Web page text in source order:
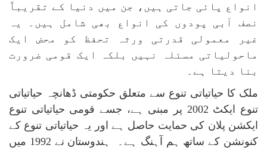
انواع پائی جاتی ہیں، جن میں دنیا کے تقریباً
نصف آبی پودوں کی انواع بھی شامل ہیں۔ یہ
غیر معمولی قدرتی ورثہ تحفظ کو محض ایک
ماحولیاتی مسئلہ نہیں بلکہ ایک قومی ضرورت
بنا دیتا ہے۔
ملک کا حیاتیاتی تنوع سے متعلق حکومتی ڈھانچہ حیاتیاتی
تنوع ایکٹ 2002 پر مبنی ہے، جسے قومی حیاتیاتی تنوع
ایکشن پلان کی حمایت حاصل ہے اور یہ حیاتیاتی تنوع کے
کنونشن کے ساتھ ہم آہنگ ہے۔ ہندوستان نے 1992 میں